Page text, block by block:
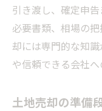
引き渡し、確定申
必要書類、相場の
却には専門的な知
や信頼できる会社へ
土地売却の準備